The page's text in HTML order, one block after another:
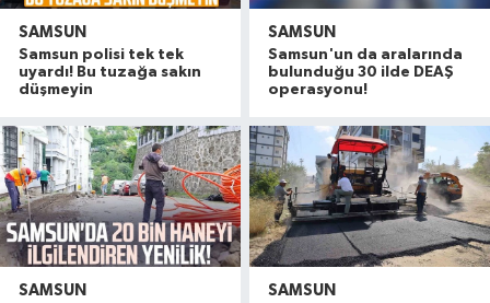
SAMSUN
Samsun polisi tek tek
uyardı! Bu tuzağa sakın
düşmeyin
SAMSUN
Samsun'un da aralarında
bulunduğu 30 ilde DEAŞ
operasyonu!
SAMSUN SAMSUN